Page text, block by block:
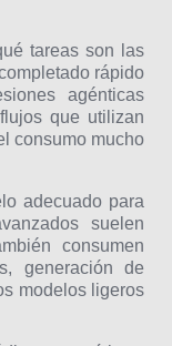
tareas son las
rápido
agénticas
que utilizan
consumo mucho
adecuado para
suelen
consumen
generación de
modelos ligeros